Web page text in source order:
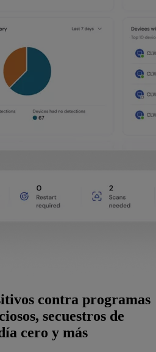
contra programas
secuestros de
cero y más